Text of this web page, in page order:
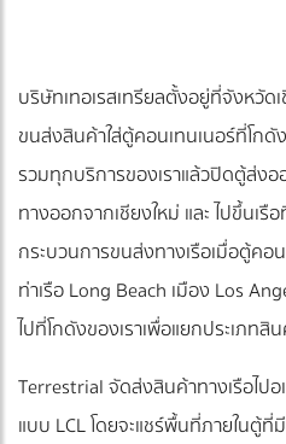
บริษัทเทอเรสเทรียลตั้งอยู่ที่จังหวัดเ
ขนส่งสินค้าใส่ ตู้คอนเทนเนอร์ที่โกดั
รวมทุกบริการของเรา แล้วปิดตู้ส่งอ
ทางออกจากเชียงใหม่ และ ไปขึ้นเรื
กระบวนการขนส่งทางเรือ เมื่อตู้คอ
ท่าเรือ Long Beach เมือง Los
ไปที่โกดังของเราเพื่อแยกประเภทสิ
Terrestrial จัดส่งสินค้าทางเรือไป
แบบ LCL โดยจะแชร์พื้นที่ภายในตู้